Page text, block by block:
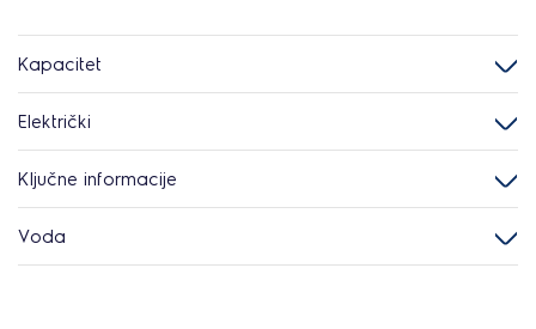
Kapacitet
Električki
Ključne informacije
Voda